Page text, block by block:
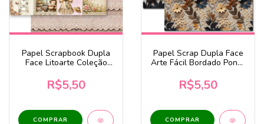
Papel Scrapbook Dupla
Face Litoarte Coleção
SD-1377
R$5,50
Papel Scrap Dupla Face
Arte Fácil Bordado Ponto
R$5,50